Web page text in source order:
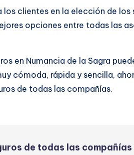
los clientes en la elección de
opciones entre todas las
en Numancia de la Sagra
cómoda, rápida y sencilla,
de todas las compañías.
de todas las compañías